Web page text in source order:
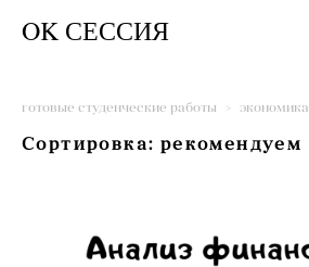
OK СЕССИЯ
готовые студенческие работы > экономика
Сортировка: рекомендуем